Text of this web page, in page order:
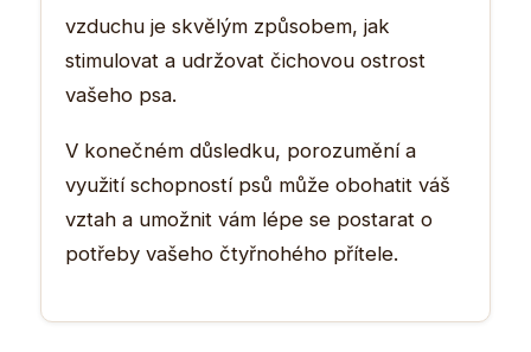
vzduchu je skvělým způsobem, jak
stimulovat a udržovat čichovou ostrost
vašeho psa.
V konečném důsledku, porozumění a
využití schopností psů může obohatit váš
vztah a umožnit vám lépe se postarat o
potřeby vašeho čtyřnohého přítele.